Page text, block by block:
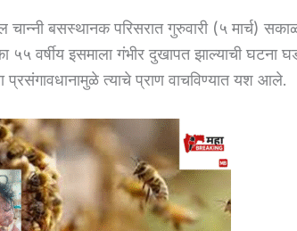
बसस्थानक परिसरात गुरुवारी (५ मार्च)
५५ वर्षीय इसमाला गंभीर दुखापत झाल्याची घटना
प्रसंगावधानामुळे त्याचे प्राण वाचविण्यात यश आले.